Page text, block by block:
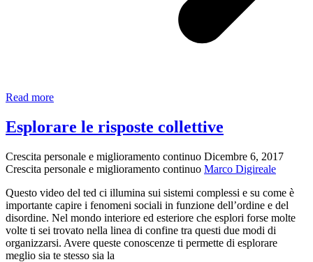
Read moreI
Esplorare le risposte collettive
Crescita personale e miglioramento continuo Dicembre 6, 2017
Crescita personale e miglioramento continuo Marco Digireale
Questo video del ted ci illumina sui sistemi complessi e su come è
importante capire i fenomeni sociali in funzione dell’ordine e del
disordine. Nel mondo interiore ed esteriore che esplori forse molte
volte ti sei trovato nella linea di confine tra questi due modi di
organizzarsi. Avere queste conoscenze ti permette di esplorare
meglio sia te stesso sia la